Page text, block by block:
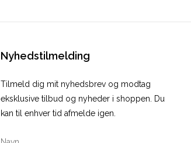
Nyhedstilmelding
Tilmeld dig mit nyhedsbrev og modtag
eksklusive tilbud og nyheder i shoppen. Du
kan til enhver tid afmelde igen.